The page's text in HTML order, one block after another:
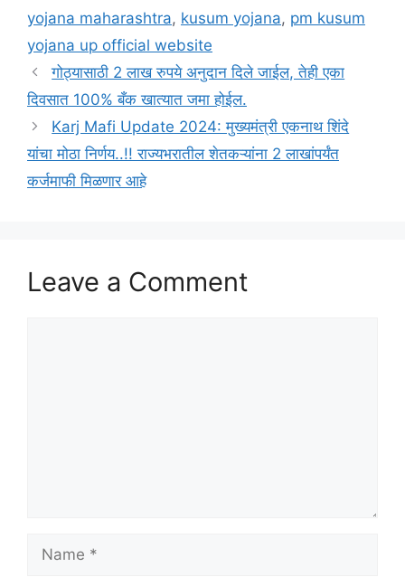
yojana maharashtra, kusum yojana, pm kusum
yojana up official website
गोठ्यासाठी 2 लाख रुपये अनुदान दिले जाईल, तेही एका
दिवसात 100% बँक खात्यात जमा होईल.
Karj Mafi Update 2024: मुख्यमंत्री एकनाथ शिंदे
यांचा मोठा निर्णय..!! राज्यभरातील शेतकऱ्यांना 2 लाखांपर्यंत
कर्जमाफी मिळणार आहे
Leave a Comment